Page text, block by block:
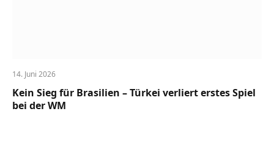
14. Juni 2026
Kein Sieg für Brasilien – Türkei verliert erstes Spiel
bei der WM